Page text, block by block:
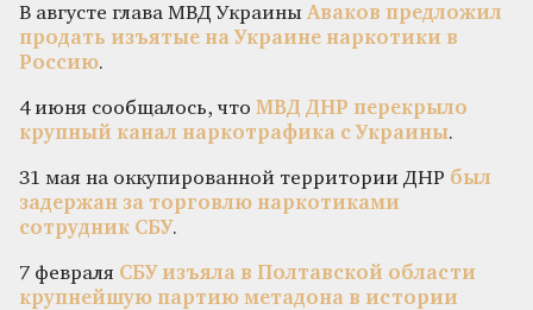
В августе глава МВД Украины Аваков предложил
продать изъятые на Украине наркотики в
Россию.
4 июня сообщалось, что МВД ДНР перекрыло
крупный канал наркотрафика с Украины.
31 мая на оккупированной территории ДНР был
задержан за торговлю наркотиками
сотрудник СБУ.
7 февраля СБУ изъяла в Полтавской области
крупнейшую партию метадона в истории